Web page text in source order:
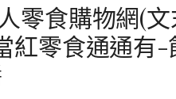
零食購物網(
紅零食通通有